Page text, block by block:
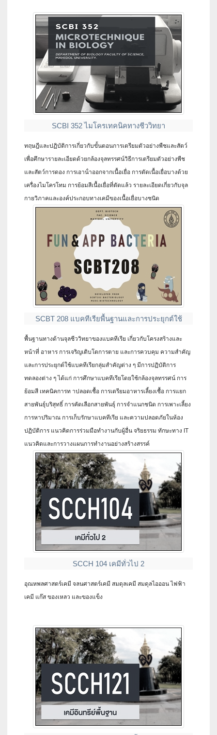
SCBI 352 ไมโครเทคนิคทางชีววิทยา
ทฤษฎีและปฏิบัติการเกี่ยวกับขั้นตอนการเตรียมตัวอย่างพืชและสัตว์
เพื่อศึกษารายละเอียดด้วยกล้องจุลทรรศน์วิธีการเตรียมตัวอย่างพืช
และสัตว์การดอง การเอาน้ําออกจากเนื้อเยื่อ การตัดเนื้อเยื่อบางด้วย
เครื่องไมโครโทม การย้อมสีเนื้อเยื่อที่ตัดแล้ว รายละเอียดเกี่ยวกับจุล
กายวิภาคและองค์ประกอบทางเคมีของเนื้อเยื่อบางชนิด
SCBT 208 แบคทีเรียพื้นฐานและการประยุกต์ใช้
พื้นฐานทางด้านจุลชีววิทยาของแบคทีเรีย เกี่ยวกับโครงสร้างและ
หน้าที่ อาหาร การเจริญเติบโตการตาย และการควบคุม ความสำคัญ
และการประยุกต์ใช้แบคทีเรียกลุ่มสำคัญต่าง ๆ มีการปฏิบัติการ
ทดลองต่าง ๆ ได้แก่ การศึกษาแบคทีเรียโดยใช้กล้องจุลทรรศน์ การ
ย้อมสี เทคนิคการท าปลอดเชื้อ การเตรียมอาหารเลี้ยงเชื้อ การแยก
สายพันธุ์บริสุทธิ์ การคัดเลือกสายพันธุ์ การจำแนกชนิด การเพาะเลี้ยง
การหาปริมาณ การเก็บรักษาแบคทีเรีย และความปลอดภัยในห้อง
ปฏิบัติการ แนวคิดการร่วมมือทำงานกับผู้อื่น จริยธรรม ทักษะทาง IT
แนวคิดและการวางแผนการทำงานอย่างสร้างสรรค์
SCCH 104 เคมีทั่วไป 2
อุณหพลศาสตร์เคมี จลนศาสตร์เคมี สมดุลเคมี สมดุลไอออน ไฟฟ้า
เคมี แก๊ส ของเหลว และของแข็ง